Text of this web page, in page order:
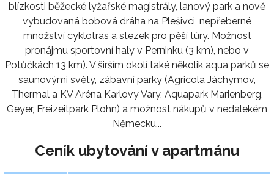
blízkosti běžecké lyžařské magistrály, lanový park a nově
vybudovaná bobová dráha na Plešivci, nepřeberné
množství cyklotras a stezek pro pěší túry. Možnost
pronájmu sportovní haly v Perninku (3 km), nebo v
Potůčkách 13 km). V širším okolí také několik aqua parků se
saunovými světy, zábavní parky (Agricola Jáchymov,
Thermal a KV Aréna Karlovy Vary, Aquapark Marienberg,
Geyer, Freizeitpark Plohn) a možnost nákupů v nedalekém
Německu...
Ceník ubytování v apartmánu